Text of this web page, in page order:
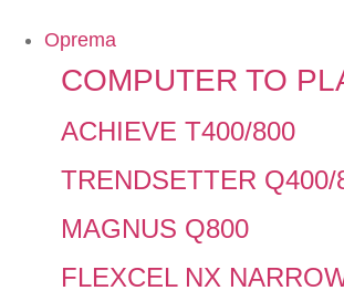
Oprema
COMPUTER TO
ACHIEVE T400/800
TRENDSETTER Q400/
MAGNUS Q800
FLEXCEL NX